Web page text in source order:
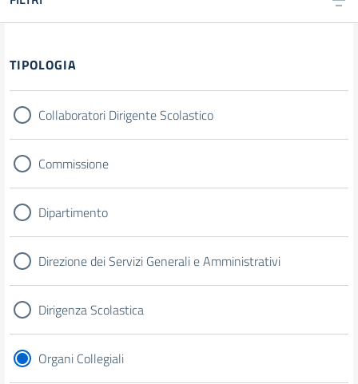
TIPOLOGIA
Collaboratori Dirigente Scolastico
Commissione
Dipartimento
Direzione dei Servizi Generali e Amministrativi
Dirigenza Scolastica
Organi Collegiali